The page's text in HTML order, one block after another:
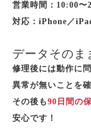
営業時間：10:00〜
対応：iPhone／
データそのま
修理後には動作に
異常が無いことを
その後も90日間の
安心です！